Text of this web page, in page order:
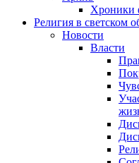
Хроники
Религия в светском
Новости
Власти